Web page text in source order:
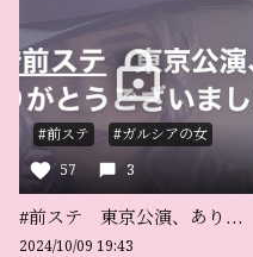
#前ステ
#ガルシアの女
57
3
#前ステ 東京公演、ありがとうございました‼️
2024/10/09 19:43